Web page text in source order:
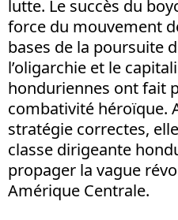
lutte. Le succès du
force du mouvement
bases de la poursuite
l’oligarchie et le
honduriennes ont fait
combativité héroïque.
stratégie correctes,
classe dirigeante
propager la vague
Amérique Centrale.